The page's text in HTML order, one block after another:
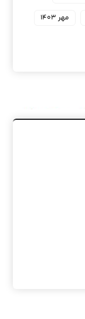
مهر ۱۴۰۳